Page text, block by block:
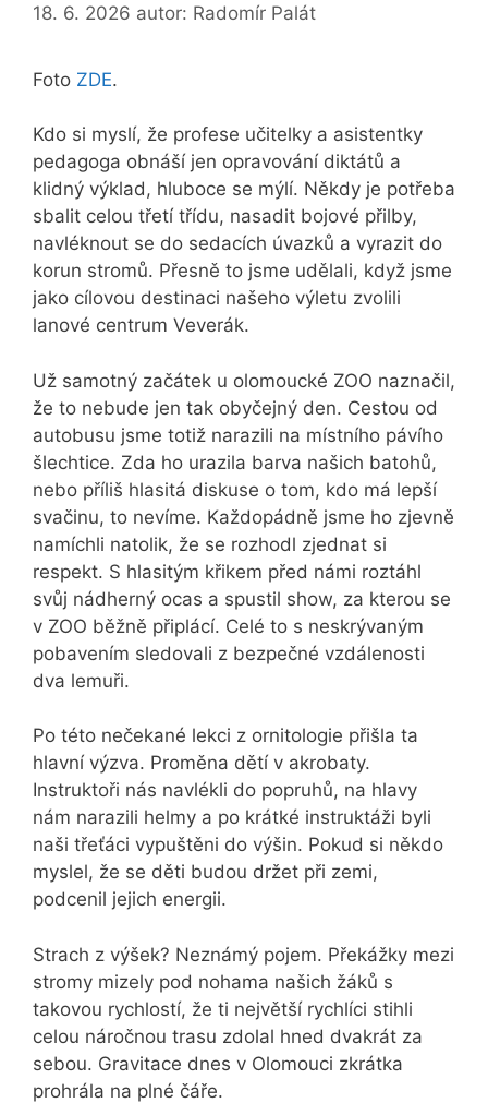
18. 6. 2026 autor: Radomír Palát
Foto ZDE.
Kdo si myslí, že profese učitelky a asistentky
pedagoga obnáší jen opravování diktátů a
klidný výklad, hluboce se mýlí. Někdy je potřeba
sbalit celou třetí třídu, nasadit bojové přilby,
navléknout se do sedacích úvazků a vyrazit do
korun stromů. Přesně to jsme udělali, když jsme
jako cílovou destinaci našeho výletu zvolili
lanové centrum Veverák.
Už samotný začátek u olomoucké ZOO naznačil,
že to nebude jen tak obyčejný den. Cestou od
autobusu jsme totiž narazili na místního pávího
šlechtice. Zda ho urazila barva našich batohů,
nebo příliš hlasitá diskuse o tom, kdo má lepší
svačinu, to nevíme. Každopádně jsme ho zjevně
namíchli natolik, že se rozhodl zjednat si
respekt. S hlasitým křikem před námi roztáhl
svůj nádherný ocas a spustil show, za kterou se
v ZOO běžně připlácí. Celé to s neskrývaným
pobavením sledovali z bezpečné vzdálenosti
dva lemuři.
Po této nečekané lekci z ornitologie přišla ta
hlavní výzva. Proměna dětí v akrobaty.
Instruktoři nás navlékli do popruhů, na hlavy
nám narazili helmy a po krátké instruktáži byli
naši třeťáci vypuštěni do výšin. Pokud si někdo
myslel, že se děti budou držet při zemi,
podcenil jejich energii.
Strach z výšek? Neznámý pojem. Překážky mezi
stromy mizely pod nohama našich žáků s
takovou rychlostí, že ti největší rychlíci stihli
celou náročnou trasu zdolal hned dvakrát za
sebou. Gravitace dnes v Olomouci zkrátka
prohrála na plné čáře.